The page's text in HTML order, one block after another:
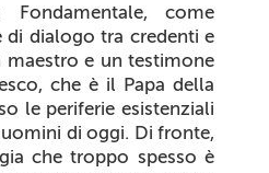
come
dialogo tra credenti e
maestro e un testimone
che è il Papa della
le periferie esistenziali
di oggi. Di fronte,
che troppo spesso è